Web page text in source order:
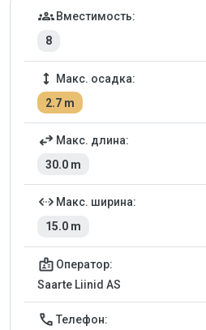
Детали марины
groups Вместимость:
8
height
Макс. осадка:
2.7 m
swap_horiz Макс. длина:
30.0 m
settings_ethernet Макс. ширина:
15.0 m
badge Оператор:
Saarte Liinid AS
call Телефон: